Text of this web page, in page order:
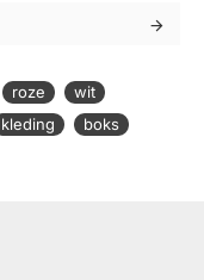
roze
wit
kleding
boks